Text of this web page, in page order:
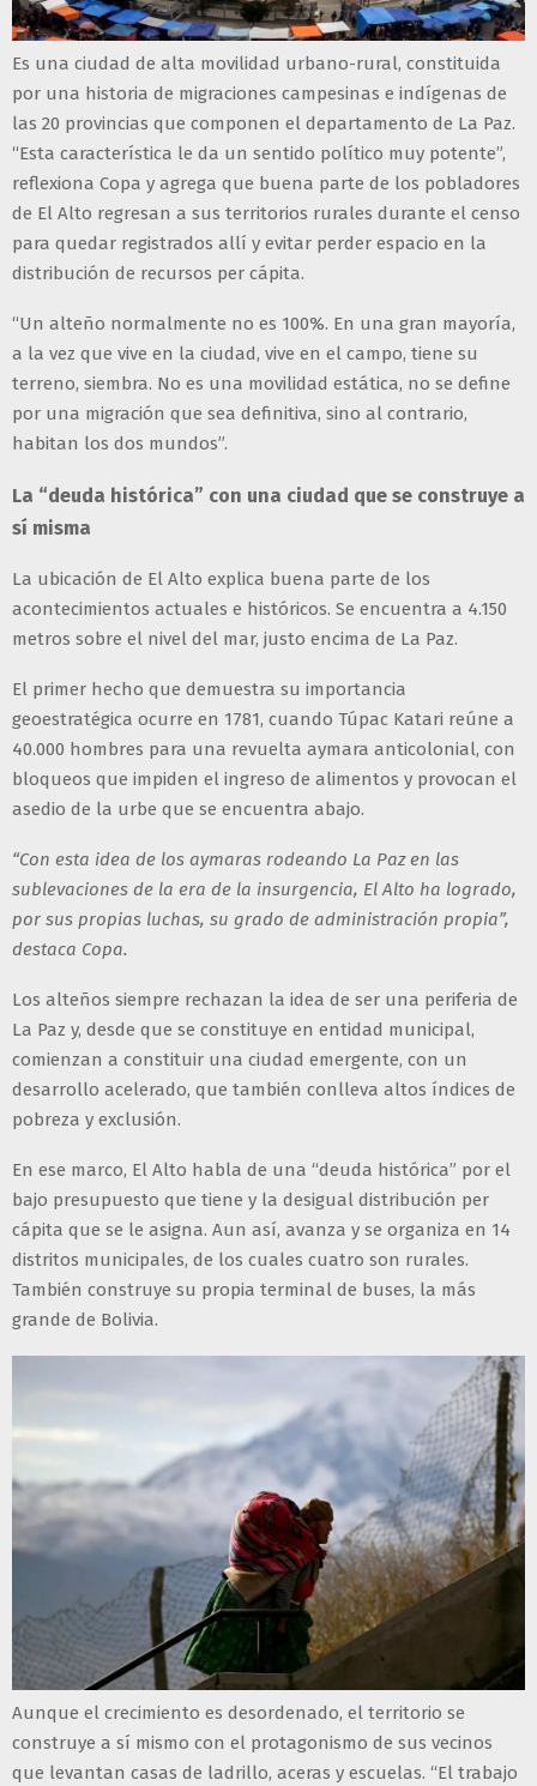
Es una ciudad de alta movilidad urbano-rural, constituida
por una historia de migraciones campesinas e indígenas de
las 20 provincias que componen el departamento de La Paz.
“Esta característica le da un sentido político muy potente”,
reflexiona Copa y agrega que buena parte de los pobladores
de El Alto regresan a sus territorios rurales durante el censo
para quedar registrados allí y evitar perder espacio en la
distribución de recursos per cápita.
“Un alteño normalmente no es 100%. En una gran mayoría,
a la vez que vive en la ciudad, vive en el campo, tiene su
terreno, siembra. No es una movilidad estática, no se define
por una migración que sea definitiva, sino al contrario,
habitan los dos mundos”.
La “deuda histórica” con una ciudad que se construye a
sí misma
La ubicación de El Alto explica buena parte de los
acontecimientos actuales e históricos. Se encuentra a 4.150
metros sobre el nivel del mar, justo encima de La Paz.
El primer hecho que demuestra su importancia
geoestratégica ocurre en 1781, cuando Túpac Katari reúne a
40.000 hombres para una revuelta aymara anticolonial, con
bloqueos que impiden el ingreso de alimentos y provocan el
asedio de la urbe que se encuentra abajo.
“Con esta idea de los aymaras rodeando La Paz en las
sublevaciones de la era de la insurgencia, El Alto ha logrado,
por sus propias luchas, su grado de administración propia”,
destaca Copa.
Los alteños siempre rechazan la idea de ser una periferia de
La Paz y, desde que se constituye en entidad municipal,
comienzan a constituir una ciudad emergente, con un
desarrollo acelerado, que también conlleva altos índices de
pobreza y exclusión.
En ese marco, El Alto habla de una “deuda histórica” por el
bajo presupuesto que tiene y la desigual distribución per
cápita que se le asigna. Aun así, avanza y se organiza en 14
distritos municipales, de los cuales cuatro son rurales.
También construye su propia terminal de buses, la más
grande de Bolivia.
Aunque el crecimiento es desordenado, el territorio se
construye a sí mismo con el protagonismo de sus vecinos
que levantan casas de ladrillo, aceras y escuelas. “El trabajo